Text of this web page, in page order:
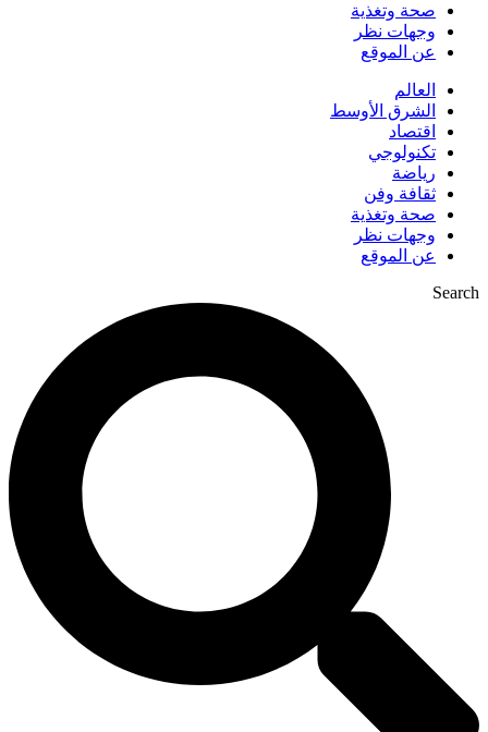
صحة وتغذية
وجهات نظر
عن الموقع
العالم
الشرق الأوسط
اقتصاد
تكنولوجي
رياضة
ثقافة وفن
صحة وتغذية
وجهات نظر
عن الموقع
Search